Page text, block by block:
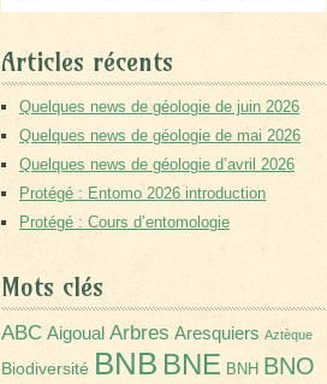
Articles récents
Quelques news de géologie de juin 2026
Quelques news de géologie de mai 2026
Quelques news de géologie d’avril 2026
Protégé : Entomo 2026 introduction
Protégé : Cours d’entomologie
Mots clés
ABC Aigoual Arbres Aresquiers Aztèque
Biodiversité BNB BNE BNH BNO